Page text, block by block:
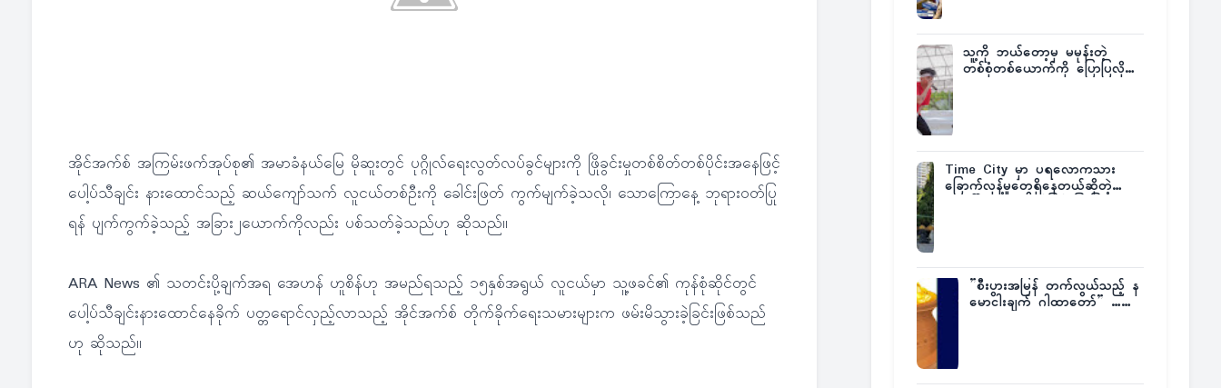
အိုင်အက်စ် အကြမ်းဖက်အုပ်စု၏ အမာခံနယ်မြေ မိုဆူးတွင် ပုဂ္ဂိုလ်ရေးလွတ်လပ်ခွင်များကို ဖြိုခွင်းမှုတစ်စိတ်တစ်ပိုင်းအနေဖြင့်
ပေါ့ပ်သီချင်း နားထောင်သည့် ဆယ်ကျော်သက် လူငယ်တစ်ဦးကို ခေါင်းဖြတ် ကွက်မျက်ခဲ့သလို၊ သောကြောနေ့ ဘုရားဝတ်ပြု
ရန် ပျက်ကွက်ခဲ့သည့် အခြား၂ယောက်ကိုလည်း ပစ်သတ်ခဲ့သည်ဟု ဆိုသည်။
ARA News ၏ သတင်းပို့ချက်အရ အေဟန် ဟူစိန်ဟု အမည်ရသည့် ၁၅နှစ်အရွယ် လူငယ်မှာ သူ့ဖခင်၏ ကုန်စုံဆိုင်တွင်
ပေါ့ပ်သီချင်းနားထောင်နေခိုက် ပတ္တရောင်လှည့်လာသည့် အိုင်အက်စ် တိုက်ခိုက်ရေးသမားများက ဖမ်းမိသွားခဲ့ခြင်းဖြစ်သည်
ဟု ဆိုသည်။
သူ့ကို ဘယ်တော့မှ မမုန်းတဲ့
တစ်စုံတစ်ယောက်ကို ပြောပြလိုက်
Time City မှာ ပရလောကသား
ခြောက်လှန့်မှုတွေရှိနေတယ်ဆိုတဲ့
”စီးပွားအမြန် တက်လွယ်သည့် န
မောငါးချက် ဂါထာတော်” ……